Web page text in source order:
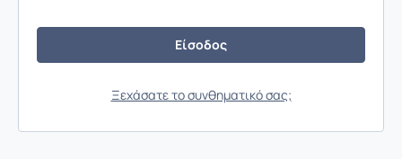
Ξεχάσατε το συνθηματικό σας;